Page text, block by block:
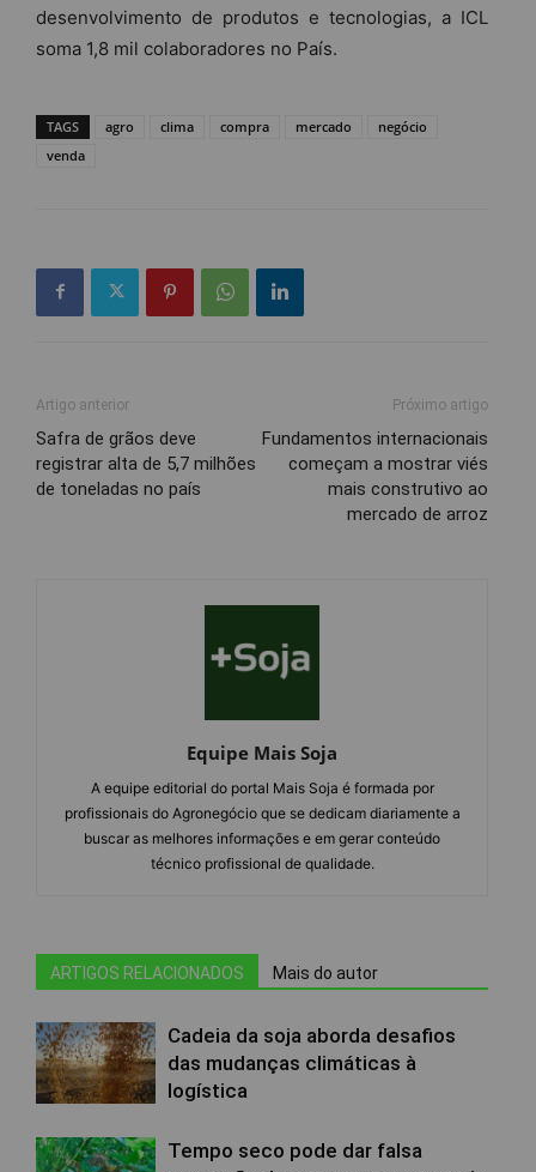
desenvolvimento de produtos e tecnologias, a ICL
soma 1,8 mil colaboradores no País.
TAGS agro clima compra mercado
negócio
venda
Artigo anterior
Safra de grãos deve
registrar alta de 5,7 milhões
de toneladas no país
Próximo artigo
Fundamentos internacionais
começam a mostrar viés
mais construtivo ao
mercado de arroz
Equipe Mais Soja
A equipe editorial do portal Mais Soja é formada por
profissionais do Agronegócio que se dedicam diariamente a
buscar as melhores informações e em gerar conteúdo
técnico profissional de qualidade.
ARTIGOS RELACIONADOS Mais do autor
Cadeia da soja aborda desafios
das mudanças climáticas à
logística
Tempo seco pode dar falsa